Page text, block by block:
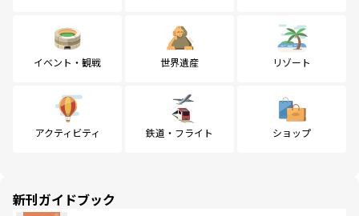
イベント・観戦 世界遺産 リゾート
アクティビティ 鉄道・フライト ショップ
新刊ガイドブック